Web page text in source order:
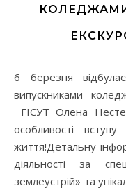
6 березня відбулася online зустріч з учнями та
випускниками
ГІСУТ Олена
особливості
життя!Детальну
діяльності за
землеустрій» та